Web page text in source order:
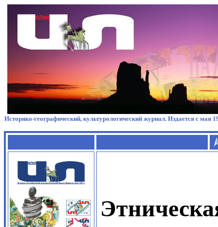
Историко-географический, культурологический журнал. Издается с мая